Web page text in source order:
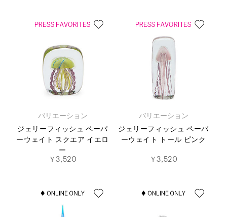
バリエーション
ジェリーフィッシュ ペーパ
ーウェイト スクエア イエロ
ー
￥3,520
バリエーション
ジェリーフィッシュ ペーパ
ーウェイト トール ピンク
￥3,520